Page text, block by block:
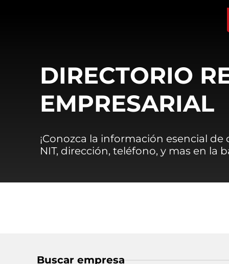
DIRECTORIO
EMPRESARIAL
¡Conozca la información esencial
NIT, dirección, teléfono, y mas en la
Buscar empresa